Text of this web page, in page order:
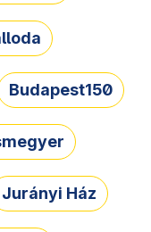
Budapest150
Jurányi Ház